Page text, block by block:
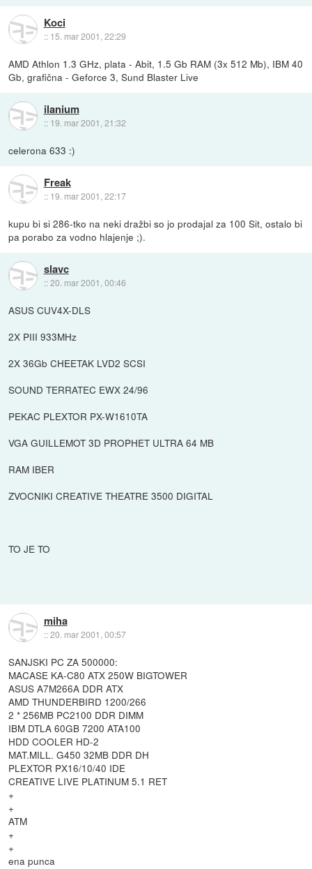
Koci
:: 15. mar 2001, 22:29
AMD Athlon 1.3 GHz, plata - Abit, 1.5 Gb RAM (3x 512 Mb), IBM 40
Gb, grafična - Geforce 3, Sund Blaster Live
ilanium
:: 19. mar 2001, 21:32
celerona 633 :)
Freak
:: 19. mar 2001, 22:17
kupu bi si 286-tko na neki dražbi so jo prodajal za 100 Sit, ostalo bi
pa porabo za vodno hlajenje ;).
slavc
::20. mar 2001, 00:46
ASUS CUV4X-DLS
2X PIII 933MHz
2X 36Gb CHEETAK LVD2 SCSI
SOUND TERRATEC EWX 24/96
PEKAC PLEXTOR PX-W1610TA
VGA GUILLEMOT 3D PROPHET ULTRA 64 MB
RAM IBER
ZVOCNIKI CREATIVE THEATRE 3500 DIGITAL
TO JE TO
miha
::20. mar 2001, 00:57
SANJSKI PC ZA 500000:
MACASE KA-C80 ATX 250W BIGTOWER
ASUS A7M266A DDR ATX
AMD THUNDERBIRD 1200/266
2 * 256MB PC2100 DDR DIMM
IBM DTLA 60GB 7200 ATA100
HDD COOLER HD-2
MAT.MILL. G450 32MB DDR DH
PLEXTOR PX16/10/40 IDE
CREATIVE LIVE PLATINUM 5.1 RET
+
+
ATM
+
+
ena punca